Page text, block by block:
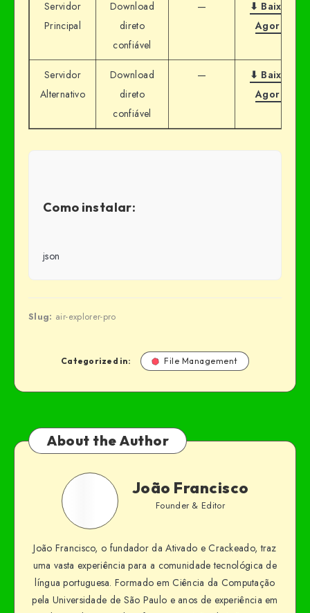
Servidor
Principal
Download
direto
confiável
—
⬇ Baixar
Agora
Servidor
Alternativo
Download
direto
confiável
—
⬇ Baixar
Agora
Como instalar:
json
Slug: air-explorer-pro
Categorized in: File Management
About the Author
João Francisco
Founder & Editor
João Francisco, o fundador da Ativado e Crackeado, traz
uma vasta experiência para a comunidade tecnológica de
língua portuguesa. Formado em Ciência da Computação
pela Universidade de São Paulo e anos de experiência em